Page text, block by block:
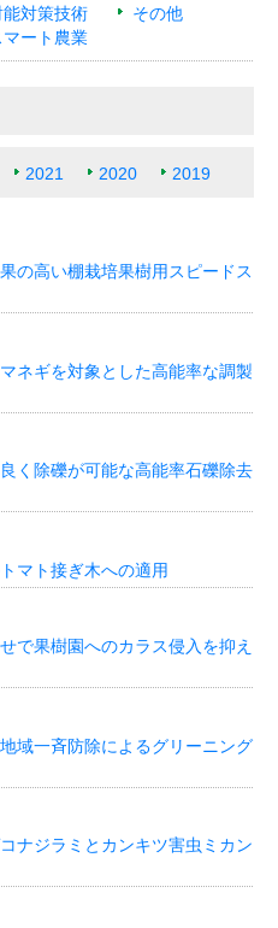
能対策技術
その他
マート農業
2021 2020 2019
の高い棚栽培果樹用スピードス
ネギを対象とした高能率な調製
く除礫が可能な高能率石礫除去
マト接ぎ木への適用
で果樹園へのカラス侵入を抑え
域一斉防除によるグリーニング
ナジラミとカンキツ害虫ミカン